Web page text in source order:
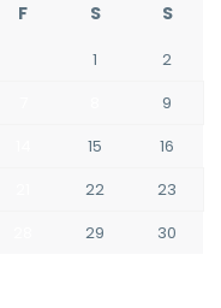
F S S
1
2
9
15
16
22
23
29 30